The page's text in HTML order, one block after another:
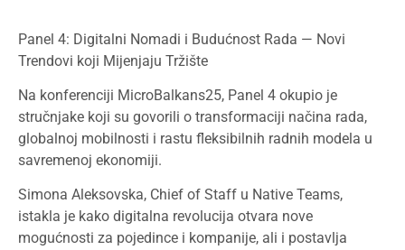
Panel 4: Digitalni Nomadi i Budućnost Rada — Novi
Trendovi koji Mijenjaju Tržište
Na konferenciji MicroBalkans25, Panel 4 okupio je
stručnjake koji su govorili o transformaciji načina rada,
globalnoj mobilnosti i rastu fleksibilnih radnih modela u
savremenoj ekonomiji.
Simona Aleksovska, Chief of Staff u Native Teams,
istakla je kako digitalna revolucija otvara nove
mogućnosti za pojedince i kompanije, ali i postavlja